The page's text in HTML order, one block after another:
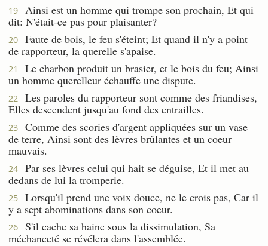
19
Ainsi est un homme qui trompe son prochain, Et qui
dit: N'était-ce pas pour plaisanter?
20
Faute de bois, le feu s'éteint; Et quand il n'y a point
de rapporteur, la querelle s'apaise.
21
Le charbon produit un brasier, et le bois du feu; Ainsi
un homme querelleur échauffe une dispute.
22
Les paroles du rapporteur sont comme des friandises,
Elles descendent jusqu'au fond des entrailles.
23
Comme des scories d'argent appliquées sur un vase
de terre, Ainsi sont des lèvres brûlantes et un coeur
mauvais.
24
Par ses lèvres celui qui hait se déguise, Et il met au
dedans de lui la tromperie.
25
Lorsqu'il prend une voix douce, ne le crois pas, Car il
y a sept abominations dans son coeur.
26
S'il cache sa haine sous la dissimulation, Sa
méchanceté se révélera dans l'assemblée.